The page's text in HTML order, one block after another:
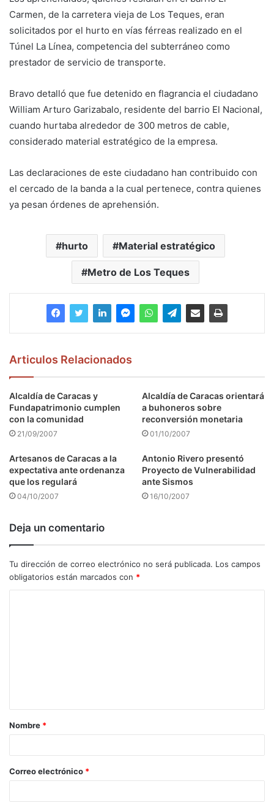
Carmen, de la carretera vieja de Los Teques, eran
solicitados por el hurto en vías férreas realizado en el
Túnel La Línea, competencia del subterráneo como
prestador de servicio de transporte.
Bravo detalló que fue detenido en flagrancia el ciudadano
William Arturo Garizabalo, residente del barrio El Nacional,
cuando hurtaba alrededor de 300 metros de cable,
considerado material estratégico de la empresa.
Las declaraciones de este ciudadano han contribuido con
el cercado de la banda a la cual pertenece, contra quienes
ya pesan órdenes de aprehensión.
hurto Material estratégico
Metro de Los Teques
Articulos Relacionados
Alcaldía de Caracas y
Fundapatrimonio cumplen
con la comunidad
21/09/2007
Alcaldía de Caracas orientará
a buhoneros sobre
reconversión monetaria
01/10/2007
Artesanos de Caracas a la
expectativa ante ordenanza
que los regulará
04/10/2007
Antonio Rivero presentó
Proyecto de Vulnerabilidad
ante Sismos
16/10/2007
Deja un comentario
Tu dirección de correo electrónico no será publicada. Los campos
obligatorios están marcados con *
a
r
*
Nombre *
Correo electrónico *